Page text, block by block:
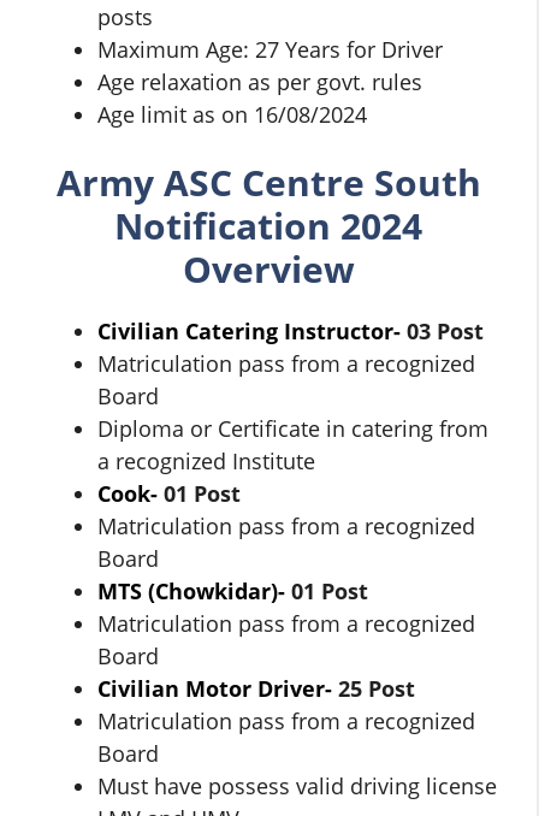
posts
Maximum Age: 27 Years for Driver
Age relaxation as per govt. rules
Age limit as on 16/08/2024
Army ASC Centre South
Notification 2024
Overview
Civilian Catering Instructor- 03 Post
Matriculation pass from a recognized
Board
Diploma or Certificate in catering from
a recognized Institute
Cook- 01 Post
Matriculation pass from a recognized
Board
MTS (Chowkidar)- 01 Post
Matriculation pass from a recognized
Board
Civilian Motor Driver- 25 Post
Matriculation pass from a recognized
Board
Must have possess valid driving license